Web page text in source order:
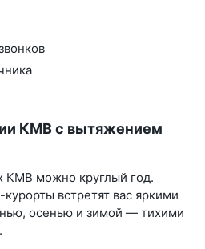
КМВ с вытяжением
КМВ можно круглый год.
встретят вас яркими
осенью и зимой — тихими